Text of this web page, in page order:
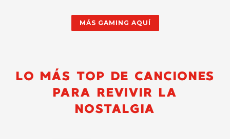
MÁS GAMING AQUÍ
LO MÁS TOP DE CANCIONES
PARA REVIVIR LA
NOSTALGIA